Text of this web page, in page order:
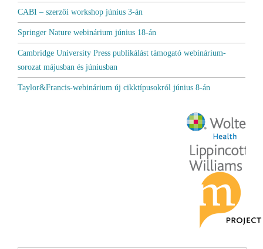
CABI – szerzői workshop június 3-án
Springer Nature webinárium június 18-án
Cambridge University Press publikálást támogató webinárium-
sorozat májusban és júniusban
Taylor&Francis-webinárium új cikktípusokról június 8-án